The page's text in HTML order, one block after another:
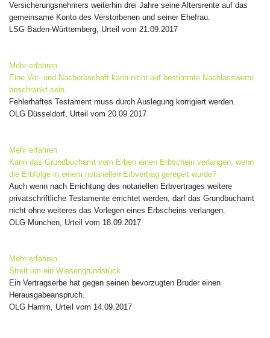
Versicherungsnehmers weiterhin drei Jahre seine Altersrente auf das
gemeinsame Konto des Verstorbenen und seiner Ehefrau.
LSG Baden-Württemberg, Urteil vom 21.09.2017
Mehr erfahren
Eine Vor- und Nacherbschaft kann nicht auf bestimmte Nachlasswerte
beschränkt sein.
Fehlerhaftes Testament muss durch Auslegung korrigiert werden.
OLG Düsseldorf, Urteil vom 20.09.2017
Mehr erfahren
Kann das Grundbuchamt vom Erben einen Erbschein verlangen, wenn
die Erbfolge in einem notariellen Erbvertrag geregelt wurde?
Auch wenn nach Errichtung des notariellen Erbvertrages weitere
privatschriftliche Testamente errichtet werden, darf das Grundbuchamt
nicht ohne weiteres das Vorlegen eines Erbscheins verlangen.
OLG München, Urteil vom 18.09.2017
Mehr erfahren
Streit um ein Wiesengrundstück
Ein Vertragserbe hat gegen seinen bevorzugten Bruder einen
Herausgabeanspruch.
OLG Hamm, Urteil vom 14.09.2017